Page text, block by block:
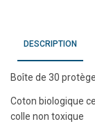
DESCRIPTION
Boîte de 30
Coton biologique
colle non toxique